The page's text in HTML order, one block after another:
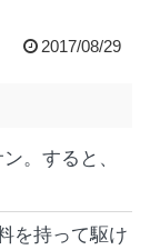
2017/08/29
。すると、
を持って駆け